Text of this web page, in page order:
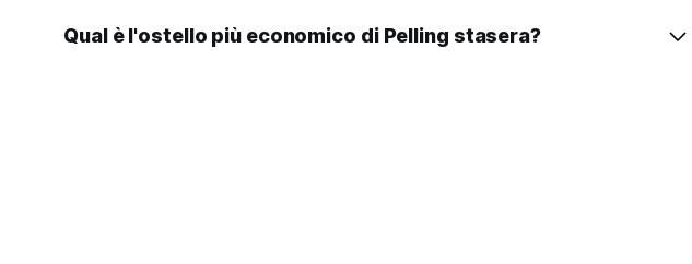
Qual è l'ostello più economico di Pelling stasera?